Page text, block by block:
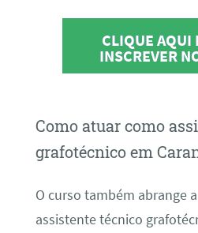
CLIQUE AQUI
INSCREVER
Como atuar como
grafotécnico em
O curso também abrange
assistente técnico